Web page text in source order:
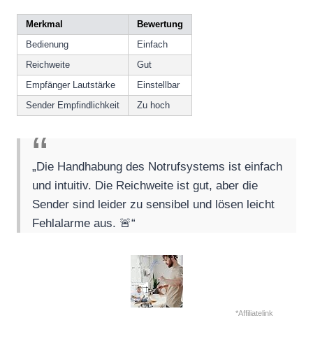
Merkmal
Bewertung
Bedienung
Einfach
Reichweite
Gut
Empfänger Lautstärke
Einstellbar
Sender Empfindlichkeit
Zu hoch
„Die Handhabung des Notrufsystems ist einfach
und intuitiv. Die Reichweite ist gut, aber die
Sender sind leider zu sensibel und lösen leicht
Fehlalarme aus. 🚨“
*Affiliatelink